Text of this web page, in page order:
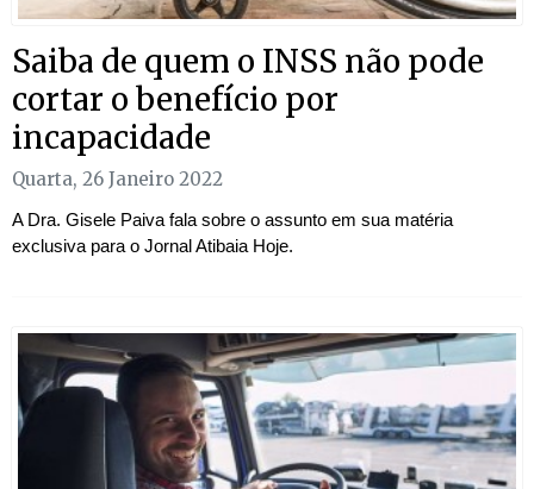
Saiba de quem o INSS não pode
cortar o benefício por
incapacidade
Quarta, 26 Janeiro 2022
A Dra. Gisele Paiva fala sobre o assunto em sua matéria
exclusiva para o Jornal Atibaia Hoje.